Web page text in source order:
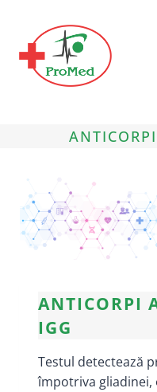
content
ANTICORPI
IGG
Testul detectează
împotriva